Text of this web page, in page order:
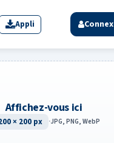
Appli
Affichez-vous ici
× 200 px ·JPG, PNG, WebP